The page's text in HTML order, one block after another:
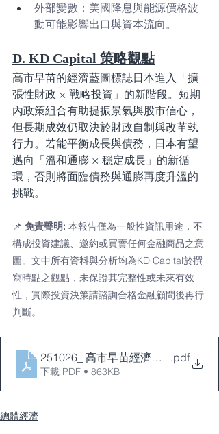
外部變數：美國降息與能源價格波
動可能影響出口與資本流向。
D. KD Capital 策略觀點
高市早苗的經濟藍圖標誌日本進入「擴
張性財政 × 戰略投資」的新階段。短期
內政策組合有助提振景氣與股市信心，
但長期成效仍取決於財政自制與改革執
行力。若能平衡成長與債務，日本有望
邁向「溫和通膨 × 穩定成長」的新循
環，否則將面臨債務與通膨再度升溫的
挑戰。
📌 免責聲明: 本報告僅為一般性資訊用途，不
構成投資建議、邀約或買賣任何金融商品之意
圖。文中所有資料與分析均為KD Capital於撰
寫時點之觀點，未保證其完整性或未來有效
性，實際投資決策請諮詢合格金融顧問後再行
判斷。
251026_ 高市早苗經濟政策分析
.pdf
下載 PDF • 863KB
總體經濟